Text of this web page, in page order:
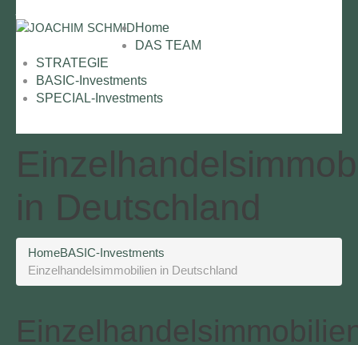
Home
DAS TEAM
STRATEGIE
BASIC-Investments
SPECIAL-Investments
in Deutschland
HomeBASIC-Investments
Einzelhandelsimmobilien in Deutschland